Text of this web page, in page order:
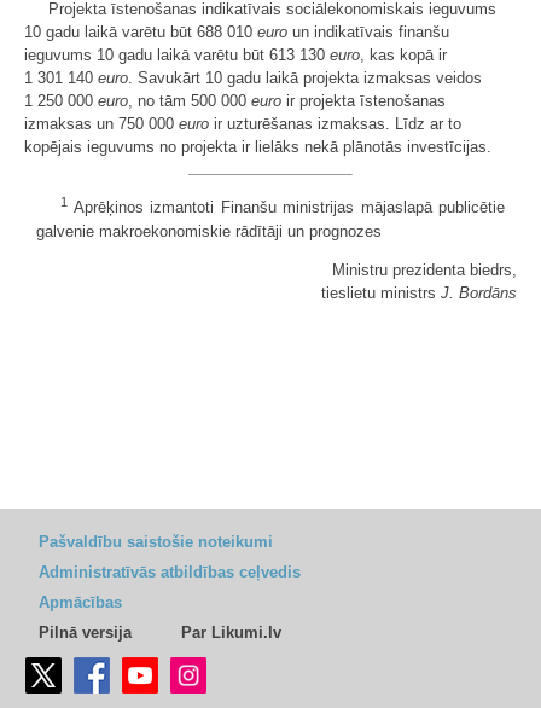
Projekta īstenošanas indikatīvais sociālekonomiskais ieguvums
10 gadu laikā varētu būt 688 010 euro un indikatīvais finanšu
ieguvums 10 gadu laikā varētu būt 613 130 euro, kas kopā ir
1 301 140 euro. Savukārt 10 gadu laikā projekta izmaksas veidos
1 250 000 euro, no tām 500 000 euro ir projekta īstenošanas
izmaksas un 750 000 euro ir uzturēšanas izmaksas. Līdz ar to
kopējais ieguvums no projekta ir lielāks nekā plānotās investīcijas.
1
Aprēķinos izmantoti Finanšu ministrijas mājaslapā publicētie
galvenie makroekonomiskie rādītāji un prognozes
Ministru prezidenta biedrs,
tieslietu ministrs J. Bordāns
Pašvaldību saistošie noteikumi
Administratīvās atbildības ceļvedis
Apmācības
Pilnā versija
Par Likumi.lv